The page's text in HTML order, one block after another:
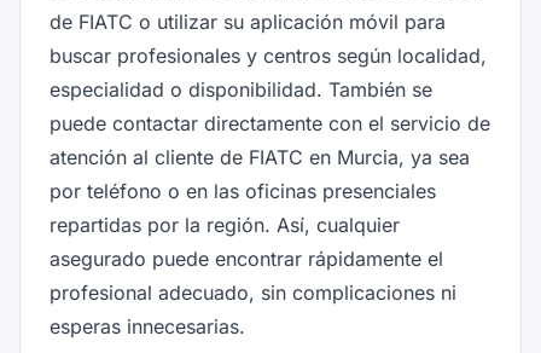
de FIATC o utilizar su aplicación móvil para
buscar profesionales y centros según localidad,
especialidad o disponibilidad. También se
puede contactar directamente con el servicio de
atención al cliente de FIATC en Murcia, ya sea
por teléfono o en las oficinas presenciales
repartidas por la región. Así, cualquier
asegurado puede encontrar rápidamente el
profesional adecuado, sin complicaciones ni
esperas innecesarias.